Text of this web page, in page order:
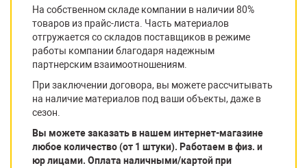
На собственном складе компании в наличии 80%
товаров из прайс-листа. Часть материалов
отгружается со складов поставщиков в режиме
работы компании благодаря надежным
партнерским взаимоотношениям.
При заключении договора, вы можете рассчитывать
на наличие материалов под ваши объекты, даже в
сезон.
Вы можете заказать в нашем интернет-магазине
любое количество (от 1 штуки). Работаем в физ. и
юр лицами. Оплата наличными/картой при